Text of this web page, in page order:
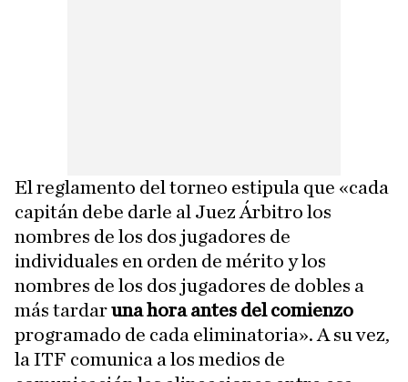
El reglamento del torneo estipula que «cada
capitán debe darle al Juez Árbitro los
nombres de los dos jugadores de
individuales en orden de mérito y los
nombres de los dos jugadores de dobles a
más tardaruna hora antes del comienzo
programado de cada eliminatoria». A su vez,
la ITF comunica a los medios de